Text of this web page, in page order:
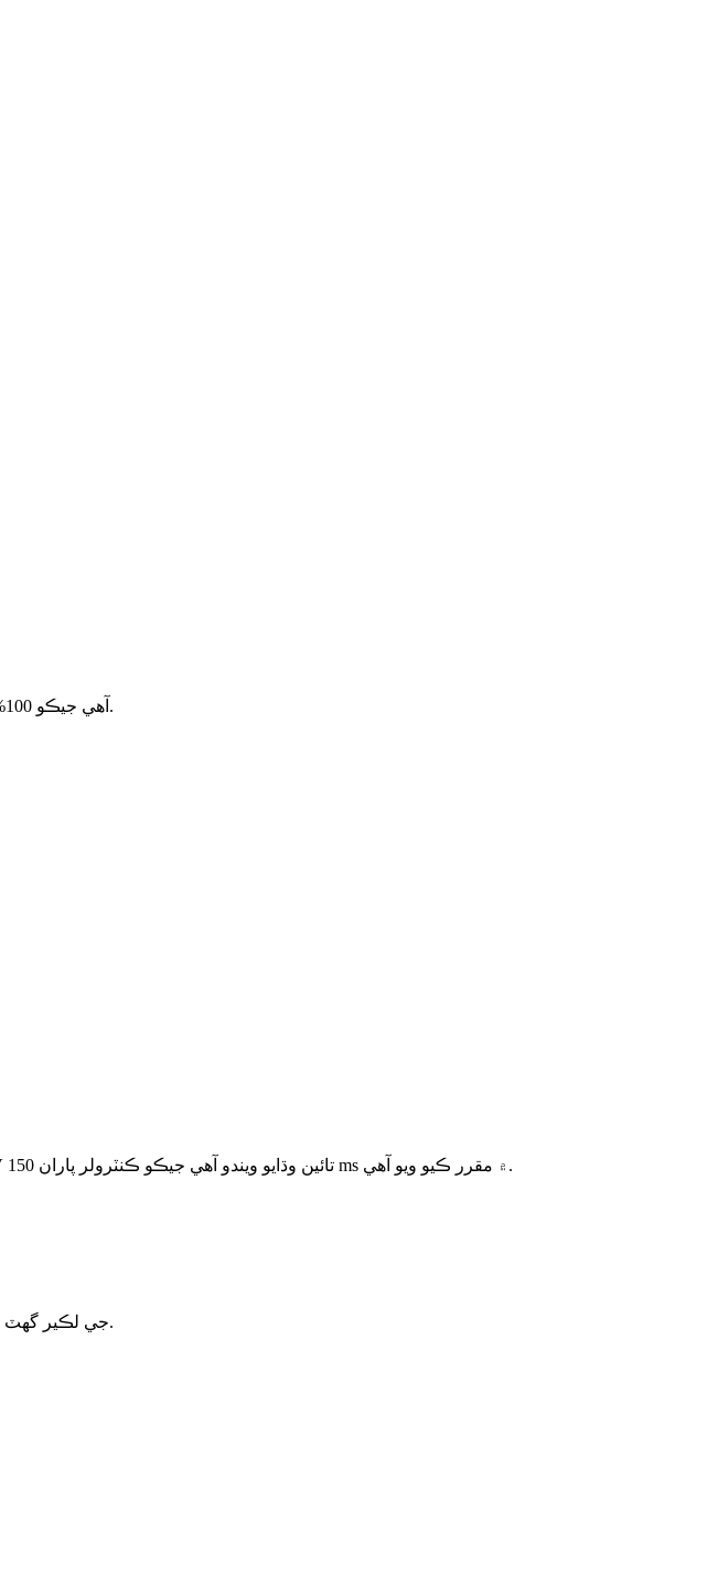
بڪ: 2.5 ڪلوواٽ (178 A @14 V) ڊيريٽنگ فيڪٽر 54V -57V، 36V-24V آهي جيڪو 100% - 0 لوڊ سان مطابقت رکي ٿو.
هڪ ڀيرو پري چارج هدايتون ملي وينديون آهن، 48 V سائڊ بس بار ڪيپيسيٽر وولٽيج کي 12 V کان 48 V تائين وڌايو ويندو آهي جيڪو ڪنٽرولر پاران 150 ms ۾ مقرر ڪيو ويو آهي.
3. 140℉ - 185℉ (60℃ - 85℃) جي وچ ۾ گرمي پد تي، 2,500 W - 0 W جي لڪير گھٽ پيداوار فراهم ڪئي ويندي آهي.